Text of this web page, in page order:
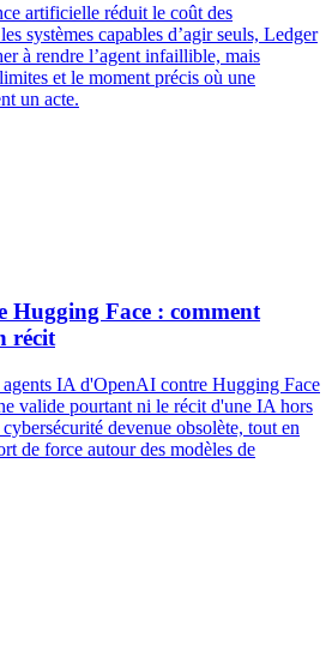
artificielle réduit le coût des
systèmes capables d’agir seuls, Ledger
à rendre l’agent infaillible, mais
et le moment précis où une
un acte.
Hugging Face : comment
récit
IA d'OpenAI contre Hugging Face
valide pourtant ni le récit d'une IA hors
devenue obsolète, tout en
de force autour des modèles de